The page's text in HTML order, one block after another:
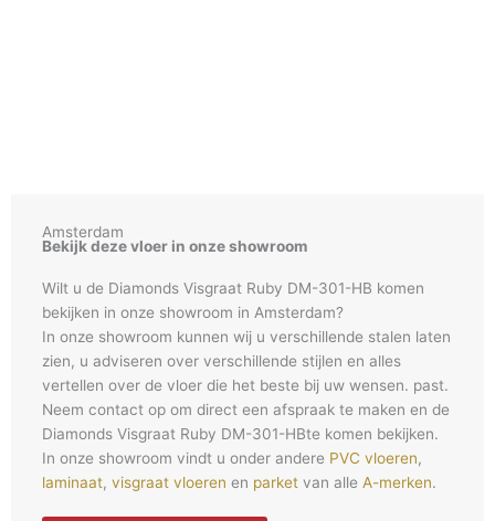
Amsterdam
Bekijk deze vloer in onze showroom
Wilt u de Diamonds Visgraat Ruby DM-301-HB komen
bekijken in onze showroom in Amsterdam?
In onze showroom kunnen wij u verschillende stalen laten
zien, u adviseren over verschillende stijlen en alles
vertellen over de vloer die het beste bij uw wensen. past.
Neem contact op om direct een afspraak te maken en de
Diamonds Visgraat Ruby DM-301-HBte komen bekijken.
In onze showroom vindt u onder andere PVC vloeren,
laminaat, visgraat vloeren en parket van alle A-merken.